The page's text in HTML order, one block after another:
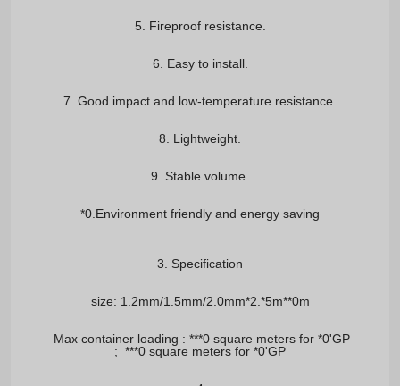
5. Fireproof resistance.
6. Easy to install.
7. Good impact and low-temperature resistance.
8. Lightweight.
9. Stable volume.
*0.Environment friendly and energy saving
3. Specification
size: 1.2mm/1.5mm/2.0mm*2.*5m**0m
Max container loading : ***0 square meters for *0'GP
;  ***0 square meters for *0'GP